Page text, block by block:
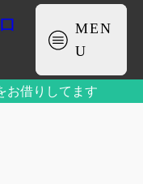
MEN
U
お借りしてます